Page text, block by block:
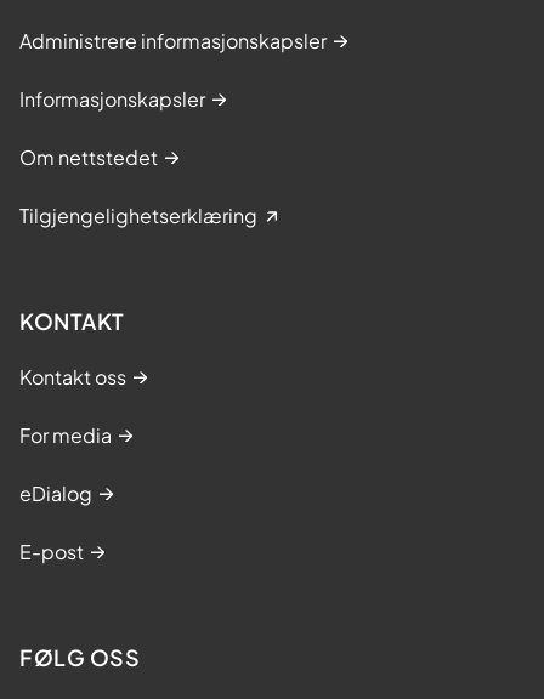
Administrere informasjonskapsler
Informasjonskapsler
Om nettstedet
Tilgjengelighetserklæring
KONTAKT
Kontakt oss
For media
eDialog
E-post
FØLG OSS